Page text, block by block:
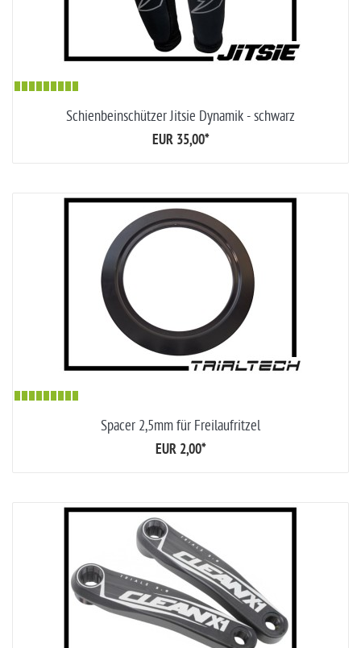
Schienbeinschützer Jitsie Dynamik - schwarz
EUR 35,00*
Spacer 2,5mm für Freilaufritzel
EUR 2,00*